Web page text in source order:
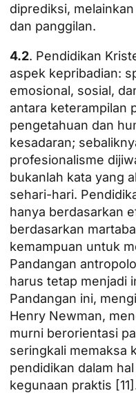
diprediksi,
dan panggilan.
4.2. Pendidikan
aspek kepribadian:
emosional, sosial,
antara keterampilan
pengetahuan dan
kesadaran;
profesionalisme
bukanlah kata yang
sehari-hari.
hanya berdasarkan
berdasarkan
kemampuan untuk
Pandangan
harus tetap menjadi
Pandangan ini,
Henry Newman,
murni berorientasi
seringkali memaksa
pendidikan dalam
kegunaan praktis